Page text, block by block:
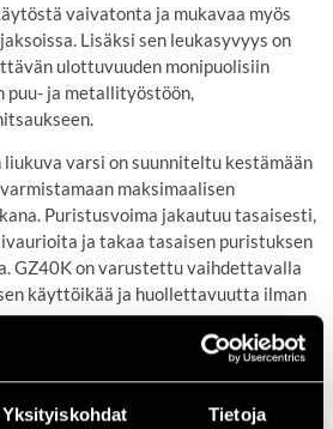
Yksityiskohdat Tietoja
vaivatonta ja mukavaa myös
Lisäksi sen leukasyvyys on
ulottuvuuden monipuolisiin
ja metallityöstöön,
varsi on suunniteltu kestämään
maksimaalisen
Puristusvoima jakautuu tasaisesti,
ja takaa tasaisen puristuksen
GZ40K on varustettu vaihdettavalla
käyttöikää ja huollettavuutta ilman
5 500 N